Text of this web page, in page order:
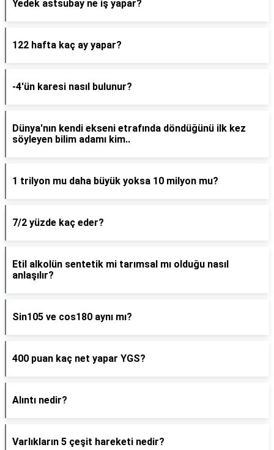
Yedek astsubay ne iş yapar?
122 hafta kaç ay yapar?
-4'ün karesi nasıl bulunur?
Dünya'nın kendi ekseni etrafında döndüğünü ilk kez
söyleyen bilim adamı kim..
1 trilyon mu daha büyük yoksa 10 milyon mu?
7/2 yüzde kaç eder?
Etil alkolün sentetik mi tarımsal mı olduğu nasıl
anlaşılır?
Sin105 ve cos180 aynı mı?
400 puan kaç net yapar YGS?
Alıntı nedir?
Varlıkların 5 çeşit hareketi nedir?